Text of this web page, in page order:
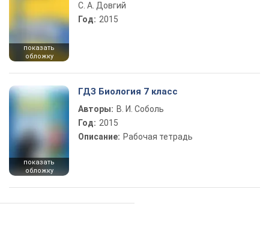
показать
обложку
С. А. Довгий
Год: 2015
показать
обложку
ГДЗ Биология 7 класс
Авторы: В. И. Соболь
Год: 2015
Описание: Рабочая тетрадь